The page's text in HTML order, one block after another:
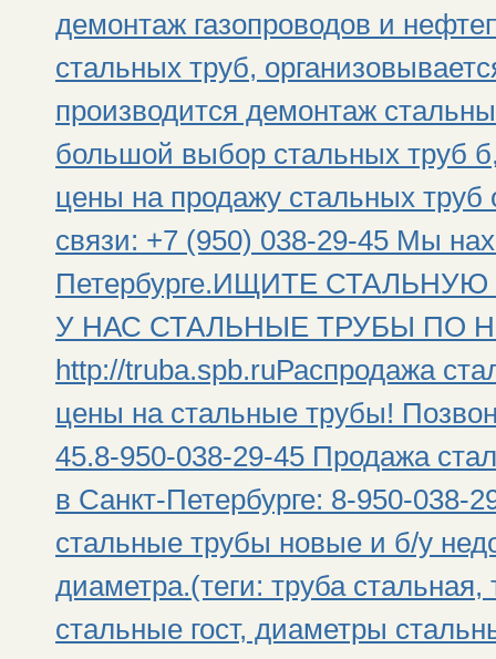
демонтаж газопроводов и
стальных труб,
производится демонтаж
большой выбор стальных труб
цены на продажу стальных труб
связи: +7 (950) 038-29-45 Мы
Петербурге.ИЩИТЕ
У НАС СТАЛЬНЫЕ ТРУБЫ ПО
http://truba.spb.ruРаспродажа
цены на стальные трубы!
45.8-950-038-29-45 Продажа
в Санкт-Петербурге: 8-950-038-
стальные трубы новые и б/у
диаметра.(теги: труба
стальные гост, диаметры